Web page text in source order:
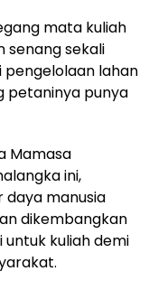
mata kuliah
senang sekali
pengelolaan lahan
petaninya punya
Mamasa
ini,
manusia
dikembangkan
kuliah demi